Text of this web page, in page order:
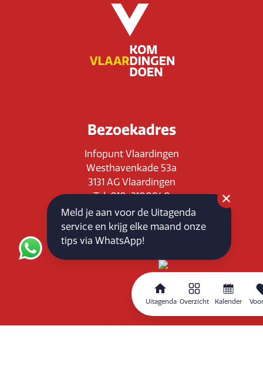
Uitagenda Overzicht Kalender
Bezoekadres
Infopunt Vlaardingen
Westhavenkade 53a
3131 AG Vlaardingen
Tel: 010-3100840
E-mail: info@vlaardingenpartners.nl
KvK: 71555544
BTW : NL858760939B01
Routeplanner
Meld je aan voor de Uitagenda
service en krijg elke maand onze
tips via WhatsApp!